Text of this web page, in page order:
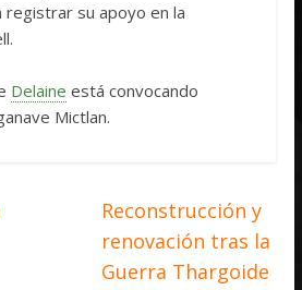
registrar su apoyo en la
Delaine está convocando
Mictlan.
Reconstrucción y
renovación tras la
Guerra Thargoide